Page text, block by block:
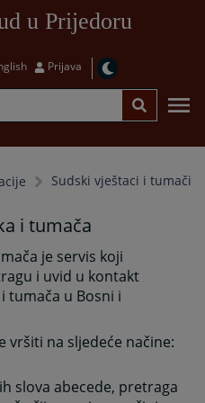
u Prijedoru
Prijava
Sudski vještaci i tumači
i tumača
je servis koji
i uvid u kontakt
tumača u Bosni i
vršiti na sljedeće načine:
slova abecede, pretraga